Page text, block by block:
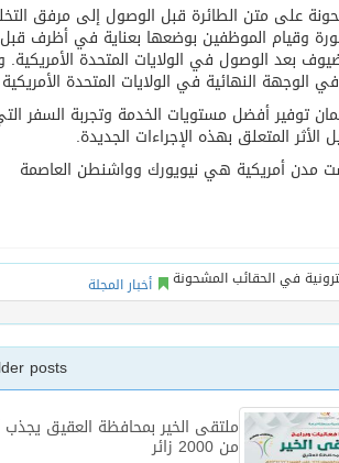
على متن الطائرة قبل الوصول إلى مرفق
وقيام الموظفين بوضعها بعناية في أظرف قبل
بعد الوصول في الولايات المتحدة الأمريكية.
الوجهة النهائية في الولايات المتحدة
توفير أفضل مستويات الخدمة وتجربة السفر
المتعلق بهذه الإجراءات الجديدة.
بين أبوظبي وست مدن أمريكية هي نيويورك وواشنطن العاصمة
أخبار المجلة
posts
ملتقى الخير بمحافظة العقيق يجذب
من 2000 زائر